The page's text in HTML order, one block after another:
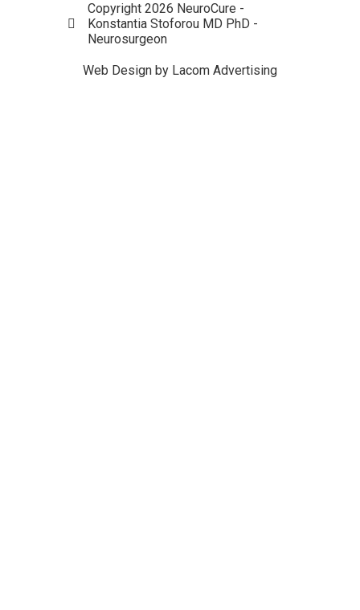
Copyright 2026 NeuroCure -
Konstantia Stoforou MD PhD -
Neurosurgeon
Web Design by Lacom Advertising